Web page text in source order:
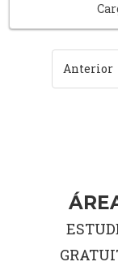
Anterior